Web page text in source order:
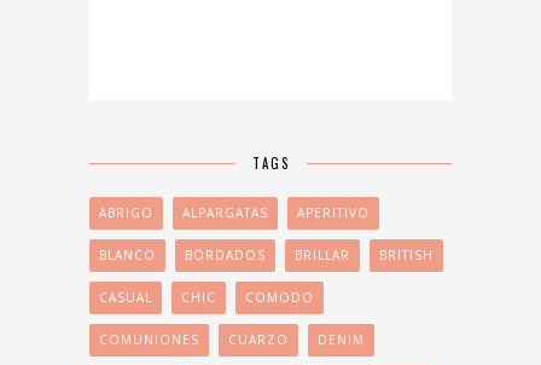
TAGS
ABRIGO ALPARGATAS APERITIVO
BLANCO BORDADOS BRILLAR BRITISH
CASUAL CHIC COMODO
COMUNIONES CUARZO DENIM